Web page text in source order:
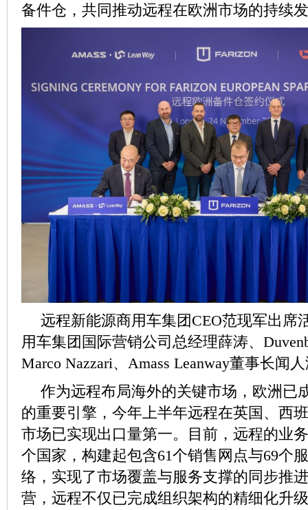
备件仓，共同推动远程在欧洲市场的持续
远程新能源商用车集团CEO范现军出席
用车集团国际营销公司总经理薛涛、
Marco Nazzari、Amass Leanway董事长闻
作为远程布局海外的关键市场，欧洲已
的重要引擎，今年上半年远程在英国、西
市场已实现出口量第一。目前，远程的业
个国家，构建起包含61个销售网点与69个
络，实现了市场覆盖与服务支撑的同步推
营，远程不仅已完成组织架构的精细化升